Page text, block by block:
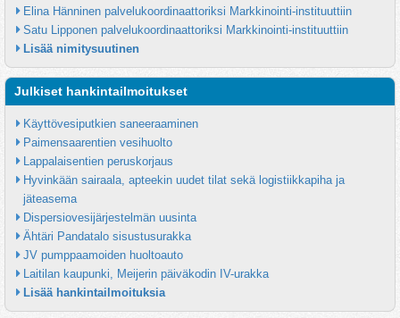
Elina Hänninen palvelukoordinaattoriksi Markkinointi-instituuttiin
Satu Lipponen palvelukoordinaattoriksi Markkinointi-instituuttiin
Lisää nimitysuutinen
Julkiset hankintailmoitukset
Käyttövesiputkien saneeraaminen
Paimensaarentien vesihuolto
Lappalaisentien peruskorjaus
Hyvinkään sairaala, apteekin uudet tilat sekä logistiikkapiha ja
jäteasema
Dispersiovesijärjestelmän uusinta
Ähtäri Pandatalo sisustusurakka
JV pumppaamoiden huoltoauto
Laitilan kaupunki, Meijerin päiväkodin IV-urakka
Lisää hankintailmoituksia